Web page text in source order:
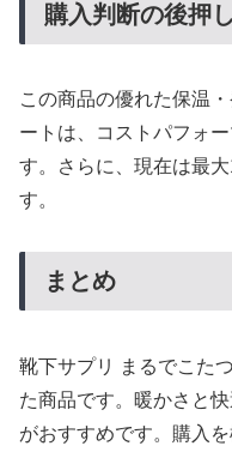
購入判断の後押し
この商品の優れた保温
ートは、コストパフォ
す。さらに、現在は最
す。
まとめ
靴下サプリ まるでこた
た商品です。暖かさと
がおすすめです。購入